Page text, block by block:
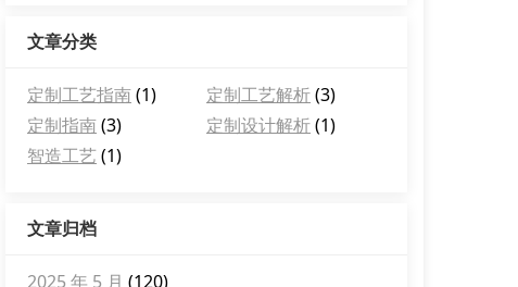
文章分类
定制工艺指南(1) 定制工艺解析(3)
定制指南(3) 定制设计解析(1)
智造工艺(1)
文章归档
2025 年 5 月 (120)